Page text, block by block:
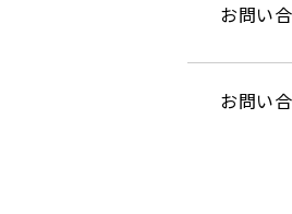
お問い
お問い